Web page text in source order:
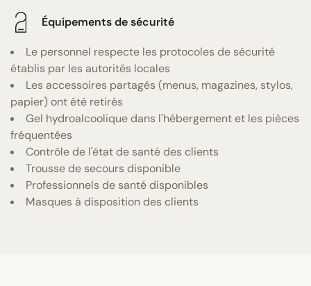
Équipements de sécurité
Le personnel respecte les protocoles de sécurité
établis par les autorités locales
Les accessoires partagés (menus, magazines, stylos,
papier) ont été retirés
Gel hydroalcoolique dans l'hébergement et les pièces
fréquentées
Contrôle de l'état de santé des clients
Trousse de secours disponible
Professionnels de santé disponibles
Masques à disposition des clients